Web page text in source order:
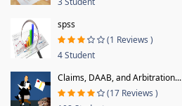
spss
(1 Reviews )
4 Student
Claims, DAAB, and Arbitration...
(17 Reviews )